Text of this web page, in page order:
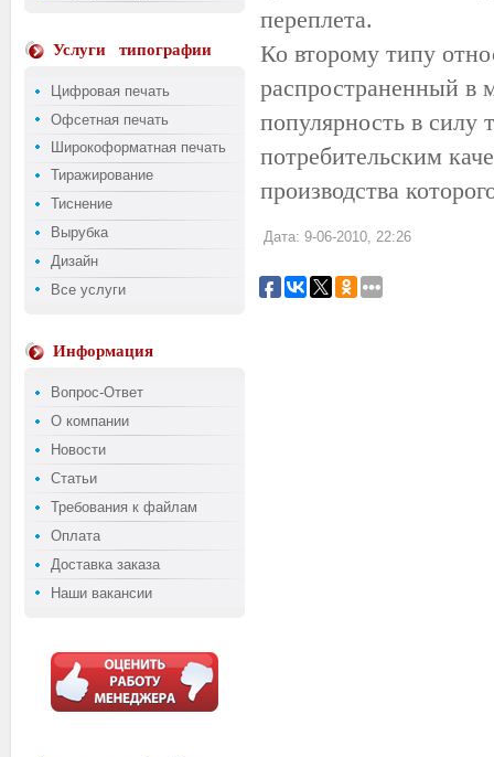
Услуги типографии
Цифровая печать
Офсетная печать
Широкоформатная печать
Тиражирование
Тиснение
Вырубка
Дизайн
Все услуги
Информация
Вопрос-Ответ
О компании
Новости
Статьи
Требования к файлам
Оплата
Доставка заказа
Наши вакансии
переплета.
Ко второму типу
распространенный
популярность в силу
потребительским
производства
Дата: 9-06-2010, 22:26